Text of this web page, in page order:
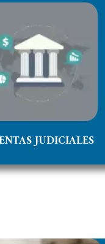
JUDICIALES
CUENTAS JUDICIALES
Integral de Gestion Judicial donde
las Cuentas Judiciales permitidas.
ACCEDER